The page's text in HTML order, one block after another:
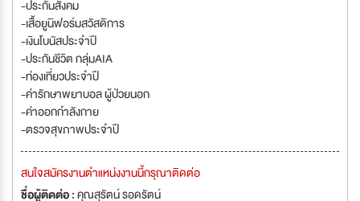
-ประกันสังคม
-เสื้อยูนิฟอร์มสวัสดิการ
-เงินโบนัสประจำปี
-ประกันชีวิต กลุ่มAIA
-ท่องเที่ยวประจำปี
-ค่ารักษาพยาบอล ผู้ป่วยนอก
-ค่าออกกำลังกาย
-ตรวจสุขภาพประจำปี
สนใจสมัครงานตำแหน่งงานนี้กรุณาติดต่อ
ชื่อผู้ติดต่อ :คุณสุรัตน์ รอดรัตน์